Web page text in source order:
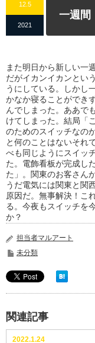
12.5
2021
一週間
また明日から新しい一
だがイカンイカンとい
うにしている。しかし
かなか寝ることができ
んでしまった。ああで
けてしまった。結局「
のためのスイッチなの
と何のことはないそれ
べも同じようにスイッ
た。電飾看板が完成し
た」。関東のお客さん
うだ電気には関東と関
原因だ。無事解決！こ
る。今夜もスイッチを
か？
担当者マルアート
未分類
関連記事
2022.1.24